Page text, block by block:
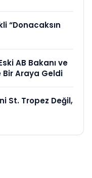
“Donacaksın
AB Bakanı ve
Bir Araya Geldi
St. Tropez Değil,